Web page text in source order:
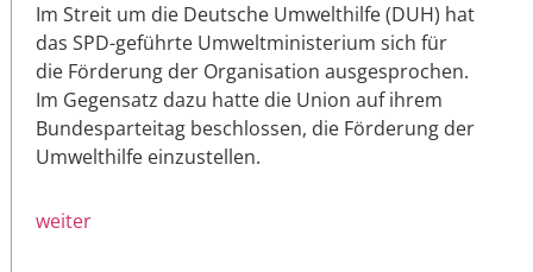
Im Streit um die Deutsche Umwelthilfe (DUH) hat
das SPD-geführte Umweltministerium sich für
die Förderung der Organisation ausgesprochen.
Im Gegensatz dazu hatte die Union auf ihrem
Bundesparteitag beschlossen, die Förderung der
Umwelthilfe einzustellen.
weiter